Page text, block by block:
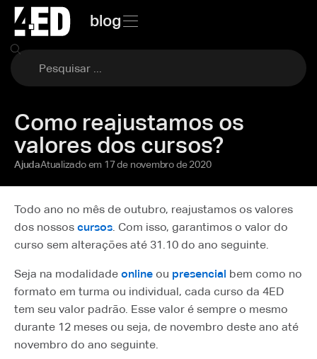
blog
Como reajustamos os
valores dos cursos?
AjudaAtualizado em 17 de novembro de 2020
Todo ano no mês de outubro, reajustamos os valores
dos nossos cursos. Com isso, garantimos o valor do
curso sem alterações até 31.10 do ano seguinte.
Seja na modalidade online ou presencial bem como no
formato em turma ou individual, cada curso da 4ED
tem seu valor padrão. Esse valor é sempre o mesmo
durante 12 meses ou seja, de novembro deste ano até
novembro do ano seguinte.